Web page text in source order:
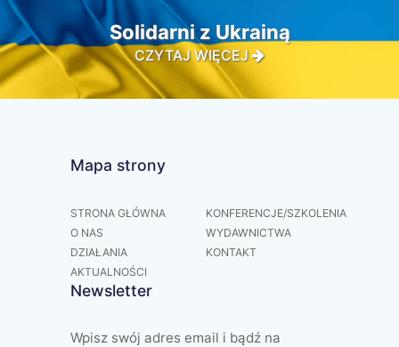
Solidarni z Ukrainą
CZYTAJ WIĘCEJ
Mapa strony
STRONA GŁÓWNA
O NAS
DZIAŁANIA
AKTUALNOŚCI
KONFERENCJE/SZKOLENIA
WYDAWNICTWA
KONTAKT
Newsletter
Wpisz swój adres email i bądź na